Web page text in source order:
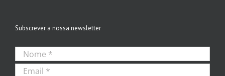
Subscrever a nossa newsletter